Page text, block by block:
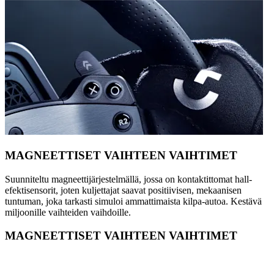
MAGNEETTISET VAIHTEEN VAIHTIMET
Suunniteltu magneettijärjestelmällä, jossa on kontaktittomat hall-
efektisensorit, joten kuljettajat saavat positiivisen, mekaanisen
tuntuman, joka tarkasti simuloi ammattimaista kilpa-autoa. Kestävä
miljoonille vaihteiden vaihdoille.
MAGNEETTISET VAIHTEEN VAIHTIMET